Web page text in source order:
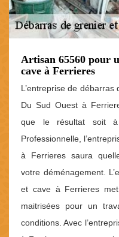
Artisan 65560 pour
cave à Ferrieres
L’entreprise de
Du Sud Ouest à
que le résultat soit
Professionnelle,
à Ferrieres saura
votre déménagement.
et cave à Ferrieres
maitrisées pour un
conditions. Avec